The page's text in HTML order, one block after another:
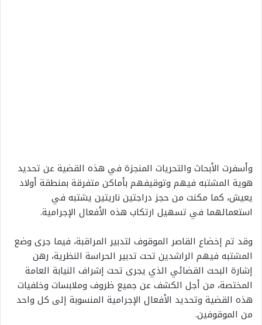
وأسفرت الأبحاث والتحريات المنجزة في هذه القضية عن تحديد
هوية المشتبه فيهم وتوقيفهم بأماكن متفرقة بمنطقة أولاد
يعيش، كما مكنت من حجز دراجتين ناريتين يشتبه في
استعمالهما في تسهيل ارتكاب هذه الأفعال الإجرامية.
وقد تم إخضاع القاصر الموقوف لتدبير المراقبة، فيما جرى وضع
المشتبه فيهم الراشدين تحت تدبير الحراسة النظرية، رهن
إشارة البحث القضائي الذي يجرى تحت إشراف النيابة العامة
المختصة، من أجل الكشف عن جميع ظروف وملابسات وخلفيات
هذه القضية وتحديد الأفعال الإجرامية المنسوبة إلى كل واحد
من الموقوفين.